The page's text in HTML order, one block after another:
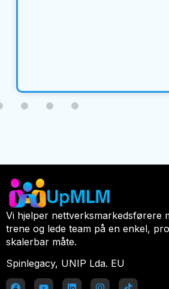
Vi hjelper nettverksmarkedsførere
trene og lede team på en enkel,
skalerbar måte.
Spinlegacy, UNIP Lda. EU